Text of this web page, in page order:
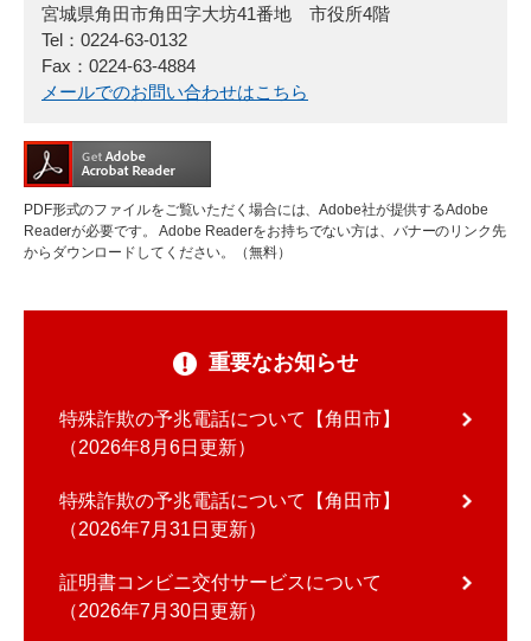
宮城県角田市角田字大坊41番地 市役所4階
Tel：0224-63-0132
Fax：0224-63-4884
メールでのお問い合わせはこちら
PDF形式のファイルをご覧いただく場合には、Adobe社が提供するAdobe
Readerが必要です。
Adobe Readerをお持ちでない方は、バナーのリンク先
からダウンロードしてください。（無料）
重要なお知らせ
特殊詐欺の予兆電話について【角田市】
2026年8月6日更新
特殊詐欺の予兆電話について【角田市】
2026年7月31日更新
証明書コンビニ交付サービスについて
2026年7月30日更新